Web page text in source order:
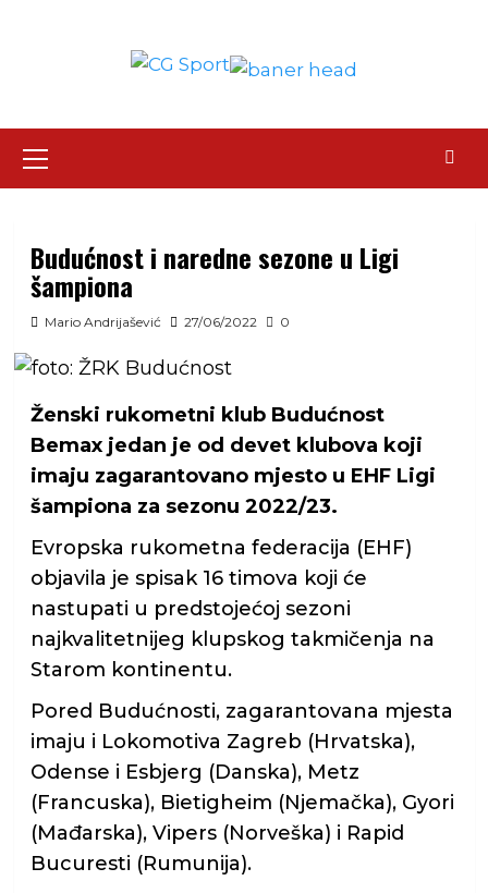
Menu
Budućnost i naredne sezone u Ligi
šampiona
Mario Andrijašević 27/06/2022 0
Ženski rukometni klub Budućnost
Bemax jedan je od devet klubova koji
imaju zagarantovano mjesto u EHF Ligi
šampiona za sezonu 2022/23.
Evropska rukometna federacija (EHF)
objavila je spisak 16 timova koji će
nastupati u predstojećoj sezoni
najkvalitetnijeg klupskog takmičenja na
Starom kontinentu.
Pored Budućnosti, zagarantovana mjesta
imaju i Lokomotiva Zagreb (Hrvatska),
Odense i Esbjerg (Danska), Metz
(Francuska), Bietigheim (Njemačka), Gyori
(Mađarska), Vipers (Norveška) i Rapid
Bucuresti (Rumunija).